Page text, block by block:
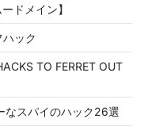
ドメイン】
ック
TO FERRET OUT
なスパイのハック26選